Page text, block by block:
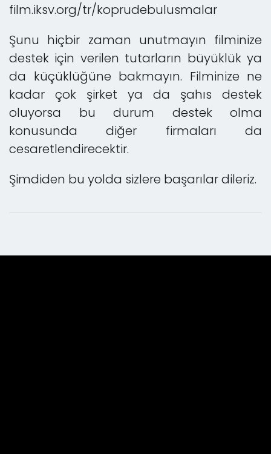
film.iksv.org/tr/koprudebulusmalar
Şunu hiçbir zaman unutmayın filminize
destek için verilen tutarların büyüklük ya
da küçüklüğüne bakmayın. Filminize ne
kadar çok şirket ya da şahıs destek
oluyorsa bu durum destek olma
konusunda diğer firmaları da
cesaretlendirecektir.
Şimdiden bu yolda sizlere başarılar dileriz.